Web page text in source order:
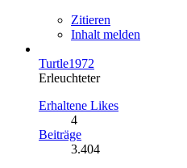
Zitieren
Inhalt melden
Turtle1972
Erleuchteter
Erhaltene Likes
4
Beiträge
3.404